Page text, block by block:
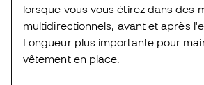
lorsque vous vous étirez dans des
multidirectionnels, avant et après
Longueur plus importante pour
vêtement en place.